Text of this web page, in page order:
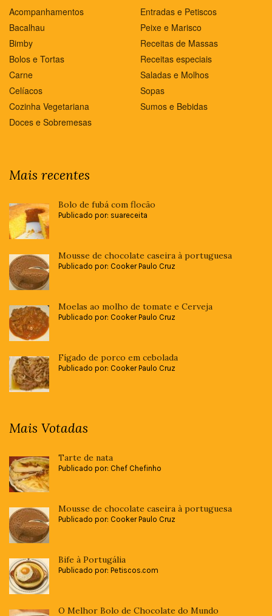
Acompanhamentos
Bacalhau
Bimby
Bolos e Tortas
Carne
Celíacos
Cozinha Vegetariana
Doces e Sobremesas
Entradas e Petiscos
Peixe e Marisco
Receitas de Massas
Receitas especiais
Saladas e Molhos
Sopas
Sumos e Bebidas
Mais recentes
Bolo de fubá com flocão
Publicado por: suareceita
Mousse de chocolate caseira à portuguesa
Publicado por: Cooker Paulo Cruz
Moelas ao molho de tomate e Cerveja
Publicado por: Cooker Paulo Cruz
Fígado de porco em cebolada
Publicado por: Cooker Paulo Cruz
Mais Votadas
Tarte de nata
Publicado por: Chef Chefinho
Mousse de chocolate caseira à portuguesa
Publicado por: Cooker Paulo Cruz
Bife à Portugália
Publicado por: Petiscos.com
O Melhor Bolo de Chocolate do Mundo